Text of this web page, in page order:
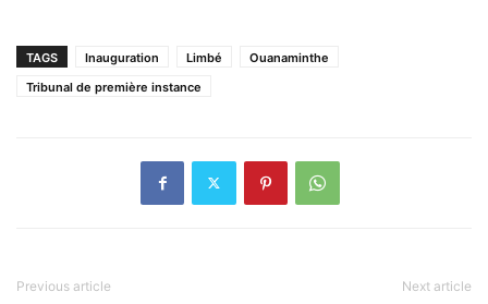
TAGS Inauguration Limbé
Ouanaminthe
Tribunal de première instance
Previous article Next article